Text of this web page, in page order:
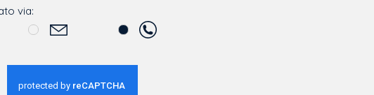
via: